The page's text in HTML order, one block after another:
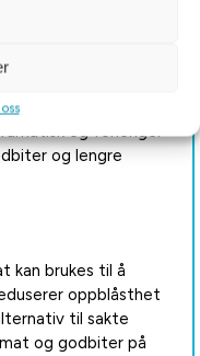
et bredt utvalg av
godbiter. Magien
ditt til å slikke
for å bli belønnet
og forlenger
og lengre
kan brukes til å
oppblåsthet
til sakte
og godbiter på